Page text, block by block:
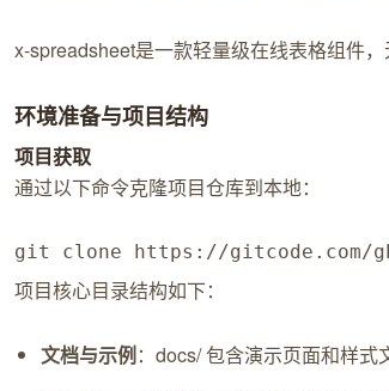
x-spreadsheet是一款轻量级在线表格组件
环境准备与项目结构
项目获取
通过以下命令克隆项目仓库到本地：
git clone https://gitcode.com/
项目核心目录结构如下：
文档与示例：docs/ 包含演示页面和样式